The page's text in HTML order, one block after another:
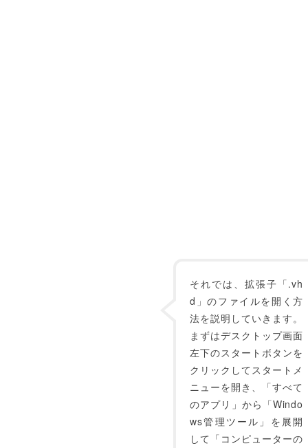
それでは、拡張子「.vh
d」のファイルを開く方
法を説明していきます。
まずはデスクトップ画面
左下のスタートボタンを
クリックしてスタートメ
ニューを開き、「すべて
のアプリ」から「Windo
ws管理ツール」を展開
して「コンピューターの